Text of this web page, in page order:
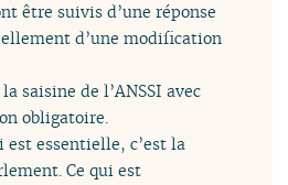
être suivis d’une réponse
d’une modification
saisine de l’ANSSI avec
obligatoire.
essentielle, c’est la
Ce qui est